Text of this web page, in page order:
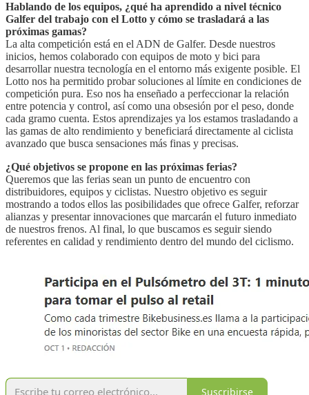
Hablando de los equipos, ¿qué ha aprendido a nivel técnico
Galfer del trabajo con el Lotto y cómo se trasladará a las
próximas gamas?
La alta competición está en el ADN de Galfer. Desde nuestros
inicios, hemos colaborado con equipos de moto y bici para
desarrollar nuestra tecnología en el entorno más exigente posible. El
Lotto nos ha permitido probar soluciones al límite en condiciones de
competición pura. Eso nos ha enseñado a perfeccionar la relación
entre potencia y control, así como una obsesión por el peso, donde
cada gramo cuenta. Estos aprendizajes ya los estamos trasladando a
las gamas de alto rendimiento y beneficiará directamente al ciclista
avanzado que busca sensaciones más finas y precisas.
¿Qué objetivos se propone en las próximas ferias?
Queremos que las ferias sean un punto de encuentro con
distribuidores, equipos y ciclistas. Nuestro objetivo es seguir
mostrando a todos ellos las posibilidades que ofrece Galfer, reforzar
alianzas y presentar innovaciones que marcarán el futuro inmediato
de nuestros frenos. Al final, lo que buscamos es seguir siendo
referentes en calidad y rendimiento dentro del mundo del ciclismo.
Suscribirse